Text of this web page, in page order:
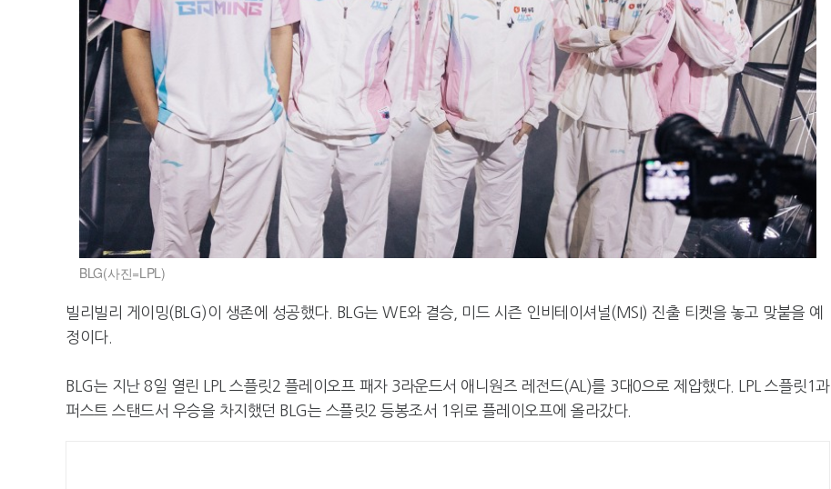
BLG(사진=LPL)
빌리빌리 게이밍(BLG)이 생존에 성공했다. BLG는 WE와 결승, 미드 시즌 인비테이셔널(MSI) 진출 티켓을 놓고 맞붙을 예
정이다.
BLG는 지난 8일 열린 LPL 스플릿2 플레이오프 패자 3라운드서 애니원즈 레전드(AL)를 3대0으로 제압했다. LPL 스플릿1과
퍼스트 스탠드서 우승을 차지했던 BLG는 스플릿2 등봉조서 1위로 플레이오프에 올라갔다.